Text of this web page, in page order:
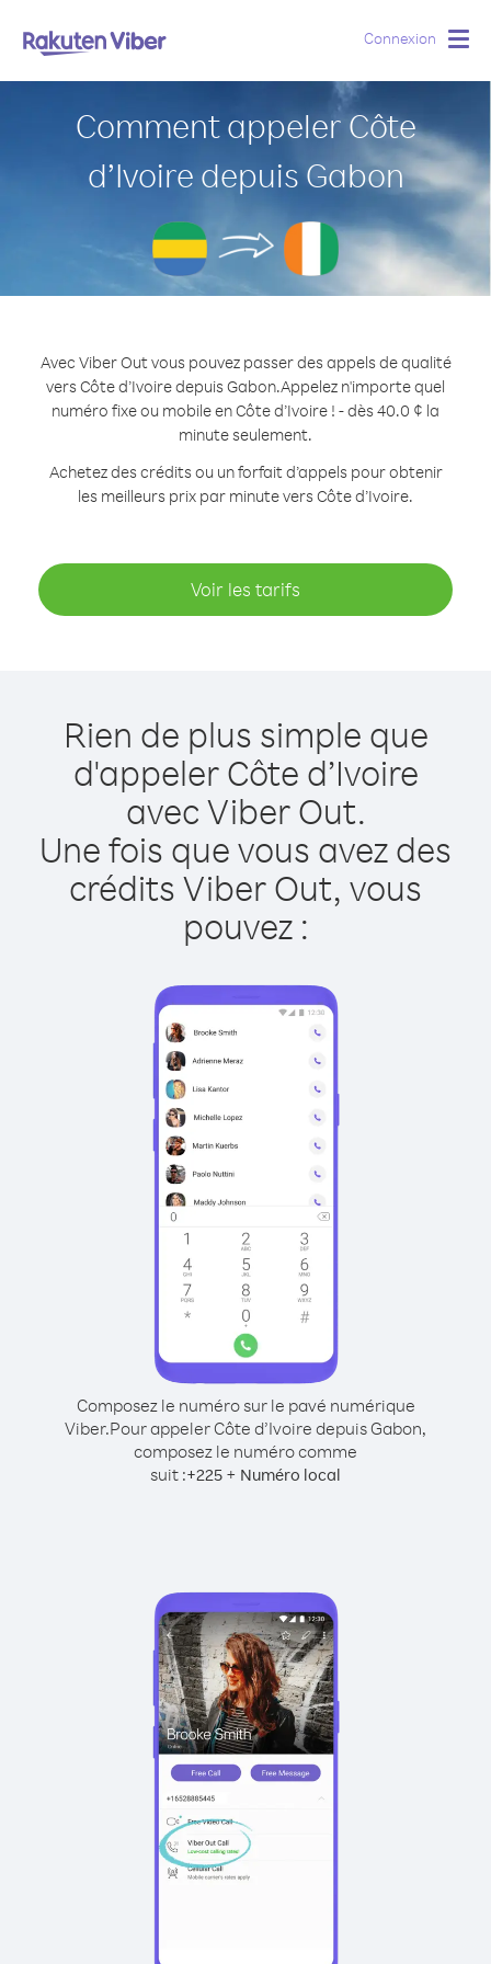
Connexion
Comment appeler Côte
d’Ivoire depuis Gabon
Avec Viber Out vous pouvez passer des appels de qualité
vers Côte d’Ivoire depuis Gabon.Appelez n'importe quel
numéro fixe ou mobile en Côte d’Ivoire ! - dès 40.0 ¢ la
minute seulement.
Achetez des crédits ou un forfait d’appels pour obtenir
les meilleurs prix par minute vers Côte d’Ivoire.
Voir les tarifs
Rien de plus simple que
d'appeler Côte d’Ivoire
avec Viber Out.
Une fois que vous avez des
crédits Viber Out, vous
pouvez :
Composez le numéro sur le pavé numérique
Viber.Pour appeler Côte d’Ivoire depuis Gabon,
composez le numéro comme
suit :+225 + Numéro local